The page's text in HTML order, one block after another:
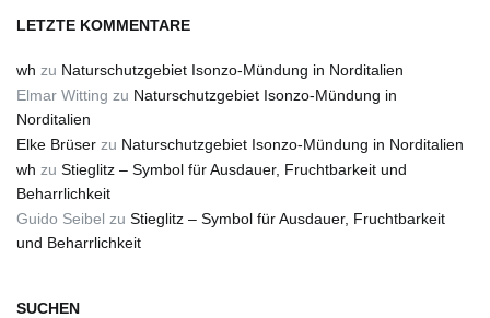
LETZTE KOMMENTARE
wh zu Naturschutzgebiet Isonzo-Mündung in Norditalien
Elmar Witting zu Naturschutzgebiet Isonzo-Mündung in
Norditalien
Elke Brüser zu Naturschutzgebiet Isonzo-Mündung in Norditalien
wh zu Stieglitz – Symbol für Ausdauer, Fruchtbarkeit und
Beharrlichkeit
Guido Seibel zu Stieglitz – Symbol für Ausdauer, Fruchtbarkeit
und Beharrlichkeit
SUCHEN